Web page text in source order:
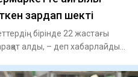
зардап шекті
бірінде 22 жастағы
алды, – деп хабарлайды